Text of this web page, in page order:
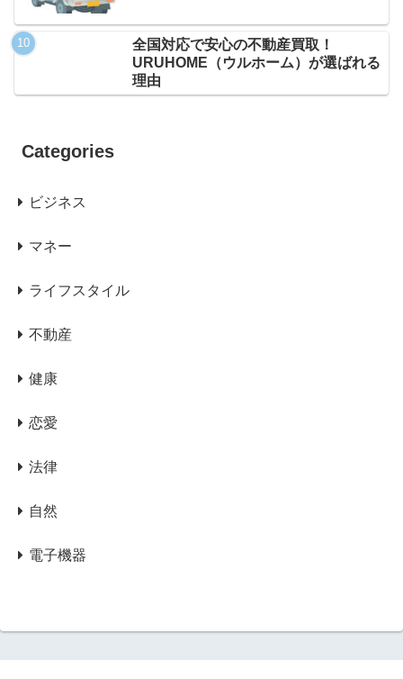
全国対応で安心の不動産買取！
URUHOME（ウルホーム）が選ばれる
理由
Categories
ビジネス
マネー
ライフスタイル
不動産
健康
恋愛
法律
自然
電子機器